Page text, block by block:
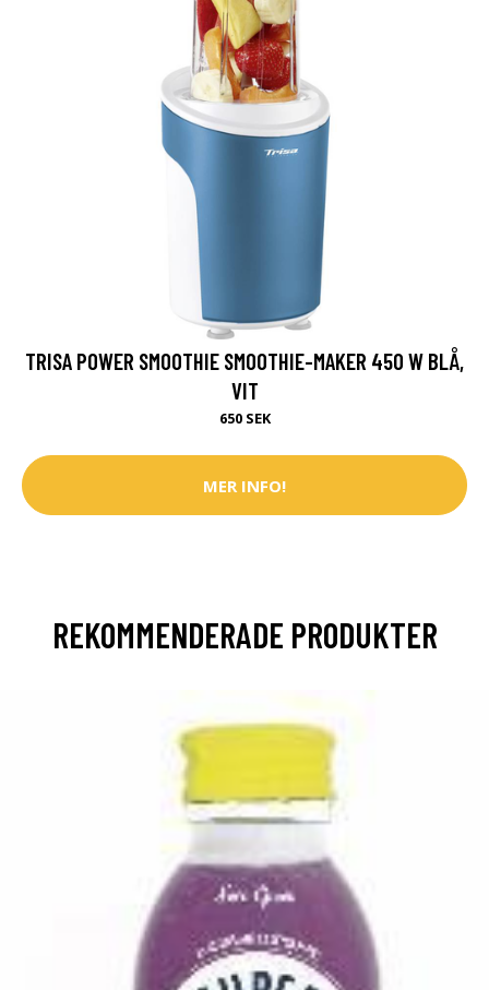
TRISA POWER SMOOTHIE SMOOTHIE-MAKER 450 W BLÅ,
VIT
650 SEK
MER INFO!
REKOMMENDERADE PRODUKTER